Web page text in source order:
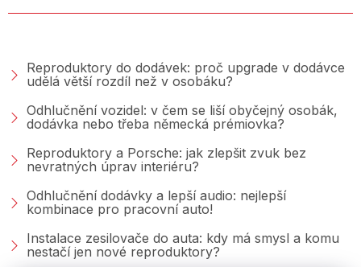
Reproduktory do dodávek: proč upgrade v dodávce
udělá větší rozdíl než v osobáku?
Odhlučnění vozidel: v čem se liší obyčejný osobák,
dodávka nebo třeba německá prémiovka?
Reproduktory a Porsche: jak zlepšit zvuk bez
nevratných úprav interiéru?
Odhlučnění dodávky a lepší audio: nejlepší
kombinace pro pracovní auto!
Instalace zesilovače do auta: kdy má smysl a komu
nestačí jen nové reproduktory?